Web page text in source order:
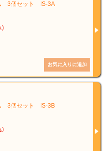
3個セット IS-3A
)
3個セット IS-3B
)